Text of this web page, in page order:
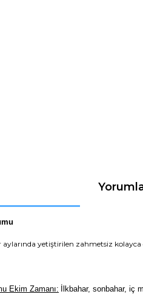
yetiştirilen zahmetsiz
Ekim Zamanı:
İlkbahar, sonbahar, iç